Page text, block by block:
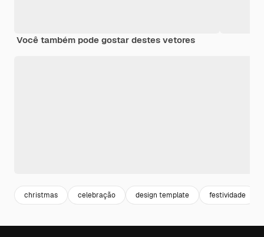
Você também pode gostar destes vetores
christmas celebração design template festividade